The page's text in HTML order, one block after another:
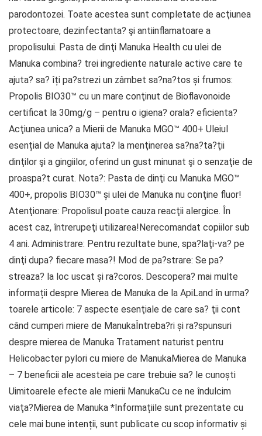
parodontozei. Toate acestea sunt completate de acţiunea
protectoare, dezinfectanta? şi antiinflamatoare a
propolisului. Pasta de dinţi Manuka Health cu ulei de
Manuka combina? trei ingrediente naturale active care te
ajuta? sa? îți pa?strezi un zâmbet sa?na?tos și frumos:
Propolis BIO30™ cu un mare conţinut de Bioflavonoide
certificat la 30mg/g – pentru o igiena? orala? eficienta?
Acţiunea unica? a Mierii de Manuka MGO™ 400+ Uleiul
esențial de Manuka ajuta? la menţinerea sa?na?ta?ţii
dinţilor şi a gingiilor, oferind un gust minunat şi o senzaţie de
proaspa?t curat. Nota?: Pasta de dinţi cu Manuka MGO™
400+, propolis BIO30™ și ulei de Manuka nu conţine fluor!
Atenţionare: Propolisul poate cauza reacţii alergice. În
acest caz, întrerupeţi utilizarea!Nerecomandat copiilor sub
4 ani. Administrare: Pentru rezultate bune, spa?laţi-va? pe
dinţi dupa? fiecare masa?! Mod de pa?strare: Se pa?
streaza? la loc uscat și ra?coros. Descopera? mai multe
informații despre Mierea de Manuka de la ApiLand în urma?
toarele articole: 7 aspecte esenţiale de care sa? ţii cont
când cumperi miere de ManukaÎntreba?ri și ra?spunsuri
despre mierea de Manuka Tratament naturist pentru
Helicobacter pylori cu miere de ManukaMierea de Manuka
– 7 beneficii ale acesteia pe care trebuie sa? le cunoști
Uimitoarele efecte ale mierii ManukaCu ce ne îndulcim
viaţa?Mierea de Manuka *Informațiile sunt prezentate cu
cele mai bune intenții, sunt publicate cu scop informativ și